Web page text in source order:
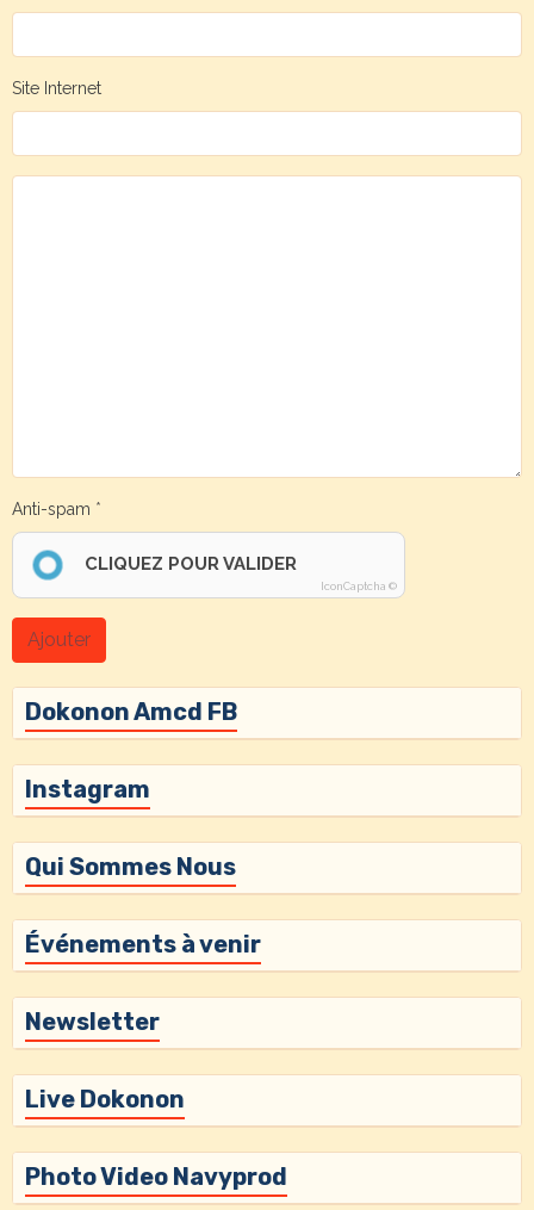
Site Internet
Anti-spam
CLIQUEZ POUR VALIDER
IconCaptcha ©
Ajouter
Dokonon Amcd FB
Instagram
Qui Sommes Nous
Événements à venir
Newsletter
Live Dokonon
Photo Video Navyprod